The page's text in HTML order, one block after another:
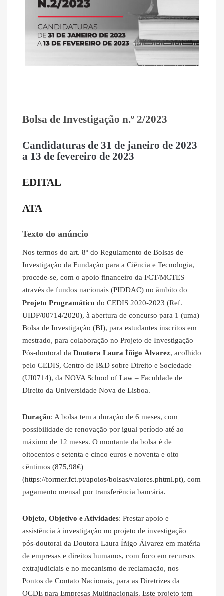
Bolsa de Investigação n.º 2/2023
Candidaturas de 31 de janeiro de 2023
a 13 de fevereiro de 2023
EDITAL
ATA
Texto do anúncio
Nos termos do art. 8º do Regulamento de Bolsas de
Investigação da Fundação para a Ciência e Tecnologia,
procede-se, com o apoio financeiro da FCT/MCTES
através de fundos nacionais (PIDDAC) no âmbito do
Projeto Programático do CEDIS 2020-2023 (Ref.
UIDP/00714/2020), à abertura de concurso para 1 (uma)
Bolsa de Investigação (BI), para estudantes inscritos em
mestrado, para colaboração no Projeto de Investigação
Pós-doutoral da Doutora Laura Íñigo Álvarez, acolhido
pelo CEDIS, Centro de I&D sobre Direito e Sociedade
(UI0714), da NOVA School of Law – Faculdade de
Direito da Universidade Nova de Lisboa.
Duração: A bolsa tem a duração de 6 meses, com
possibilidade de renovação por igual período até ao
máximo de 12 meses. O montante da bolsa é de
oitocentos e setenta e cinco euros e noventa e oito
cêntimos (875,98€)
(https://former.fct.pt/apoios/bolsas/valores.phtml.pt), com
pagamento mensal por transferência bancária.
Objeto, Objetivo e Atividades: Prestar apoio e
assistência à investigação no projeto de investigação
pós-doutoral da Doutora Laura Íñigo Álvarez em matéria
de empresas e direitos humanos, com foco em recursos
extrajudiciais e no mecanismo de reclamação, nos
Pontos de Contato Nacionais, para as Diretrizes da
OCDE para Empresas Multinacionais. Este projeto tem